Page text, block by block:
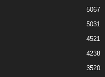
5067
5031
4521
4238
3520